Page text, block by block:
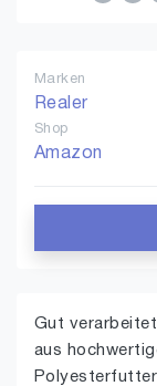
Marken
Realer
Shop
Amazon
Gut
aus